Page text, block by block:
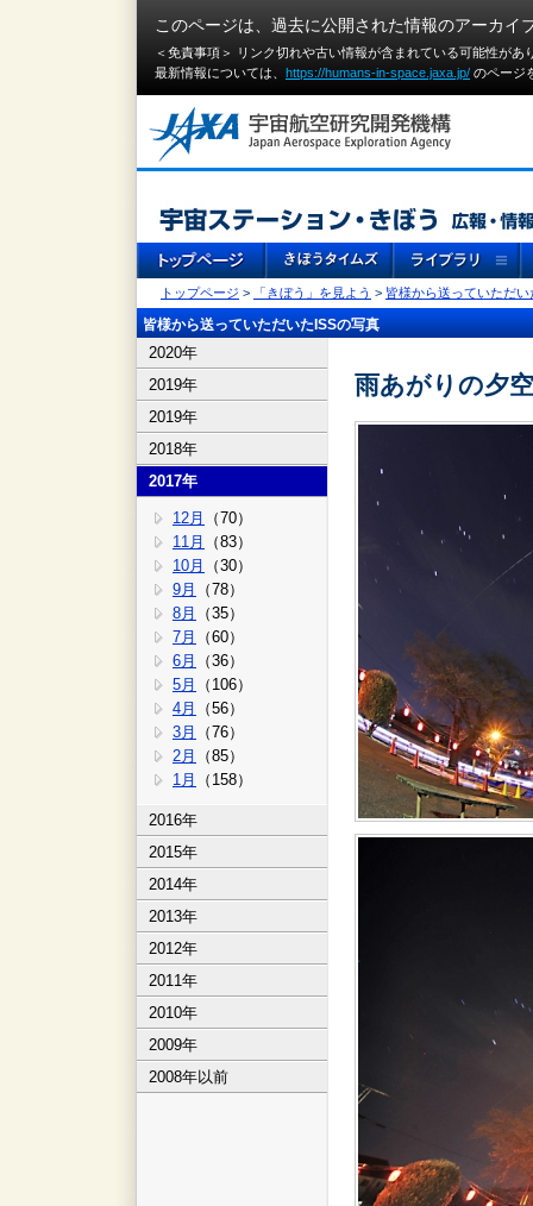
このページは、過去に公開された情報のアーカイ
＜免責事項＞ リンク切れや古い情報が含まれている可能性が
最新情報については、 https://humans-in-space.jaxa.jp/ のページ
トップページ > 「きぼう」を見よう > 皆様から送っていただい
皆様から送っていただいたISSの写真
2020年
2019年
2019年
2018年
2017年
12月
（70）
11月
（83）
10月
（30）
9月
（78）
8月
（35）
7月
（60）
6月
（36）
5月
（106）
4月
（56）
3月
（76）
2月
（85）
1月
（158）
2016年
2015年
2014年
2013年
2012年
2011年
2010年
2009年
2008年以前
雨あがりの夕